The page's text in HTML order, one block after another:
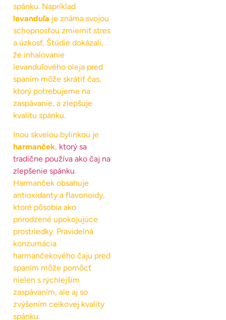
spánku. Napríklad
levanduľa je známa svojou
schopnosťou zmierniť stres
a úzkosť. Štúdie dokázali,
že inhalovanie
levanduľového oleja pred
spaním môže skrátiť čas,
ktorý potrebujeme na
zaspávanie, a zlepšuje
kvalitu spánku.
Inou skvelou bylinkou je
harmanček, ktorý sa
tradične používa ako čaj na
zlepšenie spánku.
Harmanček obsahuje
antioxidanty a flavonoidy,
ktoré pôsobia ako
prirodzené upokojujúce
prostriedky. Pravidelná
konzumácia
harmančekového čaju pred
spaním môže pomôcť
nielen s rýchlejším
zaspávaním, ale aj so
zvýšením celkovej kvality
spánku.